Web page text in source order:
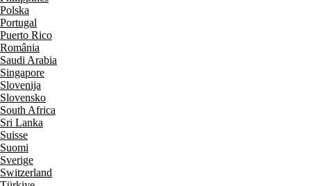
Polska
Portugal
Puerto Rico
România
Saudi Arabia
Singapore
Slovenija
Slovensko
South Africa
Sri Lanka
Suisse
Suomi
Sverige
Switzerland